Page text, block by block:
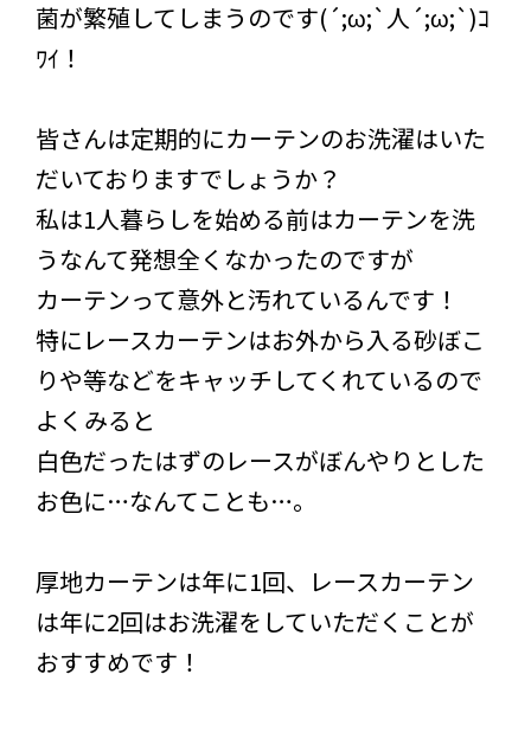
菌が繁殖してしまうのです(´;ω;`人´;ω;`)ｺ
ﾜｲ！
皆さんは定期的にカーテンのお洗濯はいた
だいておりますでしょうか？
私は1人暮らしを始める前はカーテンを洗
うなんて発想全くなかったのですが
カーテンって意外と汚れているんです！
特にレースカーテンはお外から入る砂ぼこ
りや等などをキャッチしてくれているので
よくみると
白色だったはずのレースがぼんやりとした
お色に…なんてことも…。
厚地カーテンは年に1回、レースカーテン
は年に2回はお洗濯をしていただくことが
おすすめです！